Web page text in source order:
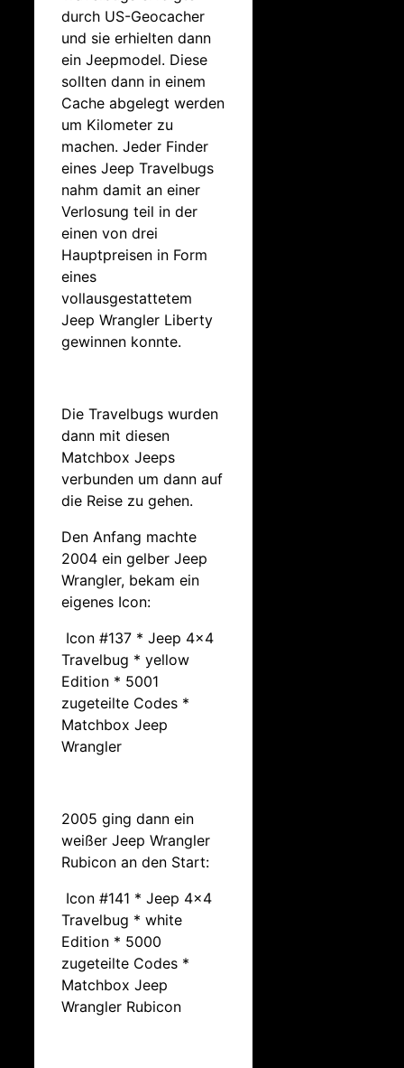
durch US-Geocacher
und sie erhielten dann
ein Jeepmodel. Diese
sollten dann in einem
Cache abgelegt werden
um Kilometer zu
machen. Jeder Finder
eines Jeep Travelbugs
nahm damit an einer
Verlosung teil in der
einen von drei
Hauptpreisen in Form
eines
vollausgestattetem
Jeep Wrangler Liberty
gewinnen konnte.
Die Travelbugs wurden
dann mit diesen
Matchbox Jeeps
verbunden um dann auf
die Reise zu gehen.
Den Anfang machte
2004 ein gelber Jeep
Wrangler, bekam ein
eigenes Icon:
Icon #137 * Jeep 4×4
Travelbug * yellow
Edition * 5001
zugeteilte Codes *
Matchbox Jeep
Wrangler
2005 ging dann ein
weißer Jeep Wrangler
Rubicon an den Start:
Icon #141 * Jeep 4×4
Travelbug * white
Edition * 5000
zugeteilte Codes *
Matchbox Jeep
Wrangler Rubicon